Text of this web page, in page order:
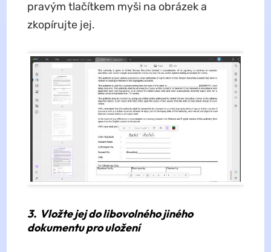
pravým tlačítkem myši na obrázek a
zkopírujte jej.
3. Vložte jej do libovolného jiného
dokumentu pro uložení